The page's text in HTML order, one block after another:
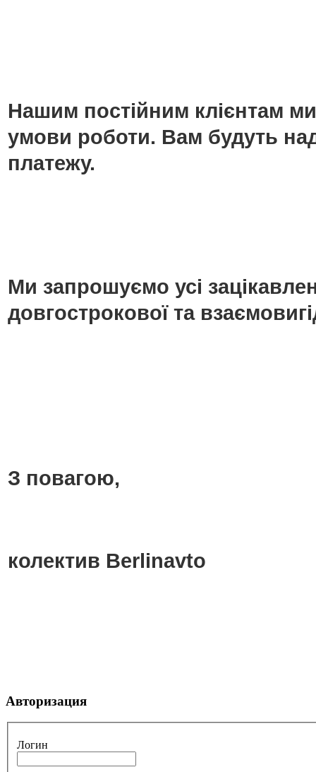
Нашим постійним клієнтам
умови роботи. Вам будуть
платежу.
Ми запрошуємо усі
довгострокової та
З повагою,
колектив Berlinavto
Авторизация
Логин